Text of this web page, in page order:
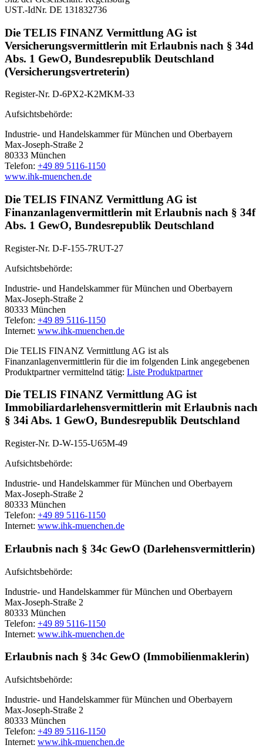
UST.-IdNr. DE 131832736
Die TELIS FINANZ Vermittlung AG ist
Versicherungsvermittlerin mit Erlaubnis nach § 34d
Abs. 1 GewO, Bundesrepublik Deutschland
(Versicherungsvertreterin)
Register-Nr. D-6PX2-K2MKM-33
Aufsichtsbehörde:
Industrie- und Handelskammer für München und Oberbayern
Max-Joseph-Straße 2
80333 München
Telefon: +49 89 5116-1150
www.ihk-muenchen.de
Die TELIS FINANZ Vermittlung AG ist
Finanzanlagenvermittlerin mit Erlaubnis nach § 34f
Abs. 1 GewO, Bundesrepublik Deutschland
Register-Nr. D-F-155-7RUT-27
Aufsichtsbehörde:
Industrie- und Handelskammer für München und Oberbayern
Max-Joseph-Straße 2
80333 München
Telefon: +49 89 5116-1150
Internet: www.ihk-muenchen.de
Die TELIS FINANZ Vermittlung AG ist als
Finanzanlagenvermittlerin für die im folgenden Link angegebenen
Produktpartner vermittelnd tätig: Liste Produktpartner
Die TELIS FINANZ Vermittlung AG ist
Immobiliardarlehensvermittlerin mit Erlaubnis nach
§ 34i Abs. 1 GewO, Bundesrepublik Deutschland
Register-Nr. D-W-155-U65M-49
Aufsichtsbehörde:
Industrie- und Handelskammer für München und Oberbayern
Max-Joseph-Straße 2
80333 München
Telefon: +49 89 5116-1150
Internet: www.ihk-muenchen.de
Erlaubnis nach § 34c GewO (Darlehensvermittlerin)
Aufsichtsbehörde:
Industrie- und Handelskammer für München und Oberbayern
Max-Joseph-Straße 2
80333 München
Telefon: +49 89 5116-1150
Internet: www.ihk-muenchen.de
Erlaubnis nach § 34c GewO (Immobilienmaklerin)
Aufsichtsbehörde:
Industrie- und Handelskammer für München und Oberbayern
Max-Joseph-Straße 2
80333 München
Telefon: +49 89 5116-1150
Internet: www.ihk-muenchen.de